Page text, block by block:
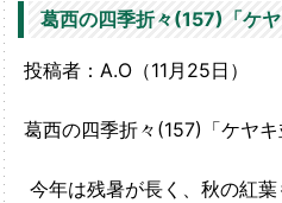
葛西の四季折々(157)「ケヤ
投稿者：A.O（11月25日）
葛西の四季折々(157)「ケヤキ
今年は残暑が長く、秋の紅